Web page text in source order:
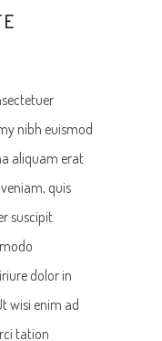
nibh euismod
aliquam erat
quis
suscipit
dolor in
wisi enim ad
tation